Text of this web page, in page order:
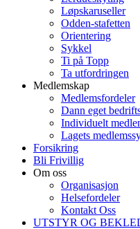
Løpskaruseller
Odden-stafetten
Orientering
Sykkel
Ti på Topp
Ta utfordringen
Medlemskap
Medlemsfordeler
Dann eget
Individuelt
Lagets
Forsikring
Bli Frivillig
Om oss
Organisasjon
Helsefordeler
Kontakt Oss
UTSTYR OG